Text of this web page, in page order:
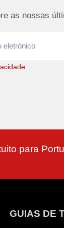
as nossas
.
para
GUIAS DE